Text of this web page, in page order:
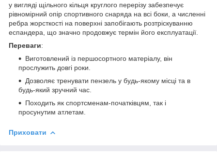
у вигляді щільного кільця круглого перерізу забезпечує
рівномірний опір спортивного снаряда на всі боки, а численні
ребра жорсткості на поверхні запобігають розтріскуванню
еспандера, що значно продовжує термін його експлуатації.
Переваги:
Виготовлений із першосортного матеріалу, він
прослужить довгі роки.
Дозволяє тренувати пензель у будь-якому місці та в
будь-який зручний час.
Походить як спортсменам-початківцям, так і
просунутим атлетам.
Приховати